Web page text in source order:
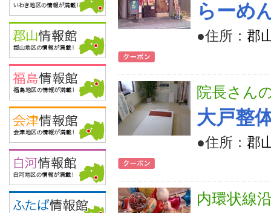
らーめ
●住所： 郡
院長さん
大戸整
●住所： 郡
内環状線